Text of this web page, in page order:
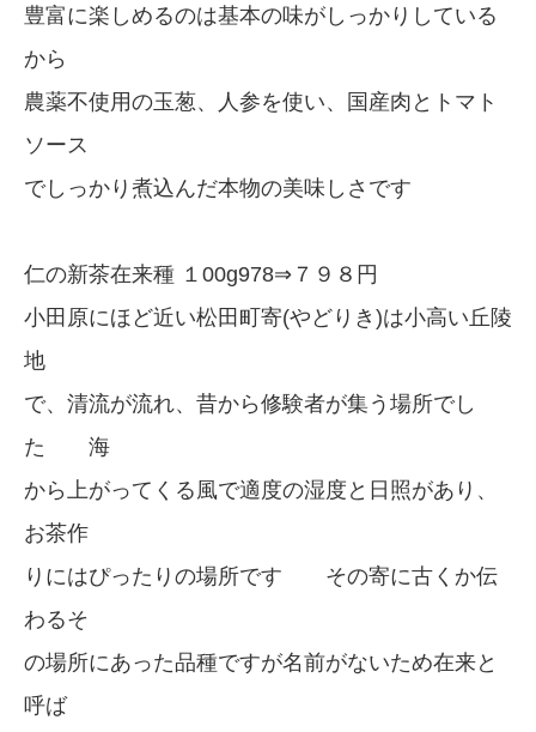
豊富に楽しめるのは基本の味がしっかりしている
から
農薬不使用の玉葱、人参を使い、国産肉とトマト
ソース
でしっかり煮込んだ本物の美味しさです
仁の新茶在来種 １00g978⇒７９８円
小田原にほど近い松田町寄(やどりき)は小高い丘陵
地
で、清流が流れ、昔から修験者が集う場所でし
た 海
から上がってくる風で適度の湿度と日照があり、
お茶作
りにはぴったりの場所です その寄に古くか伝
わるそ
の場所にあった品種ですが名前がないため在来と
呼ば